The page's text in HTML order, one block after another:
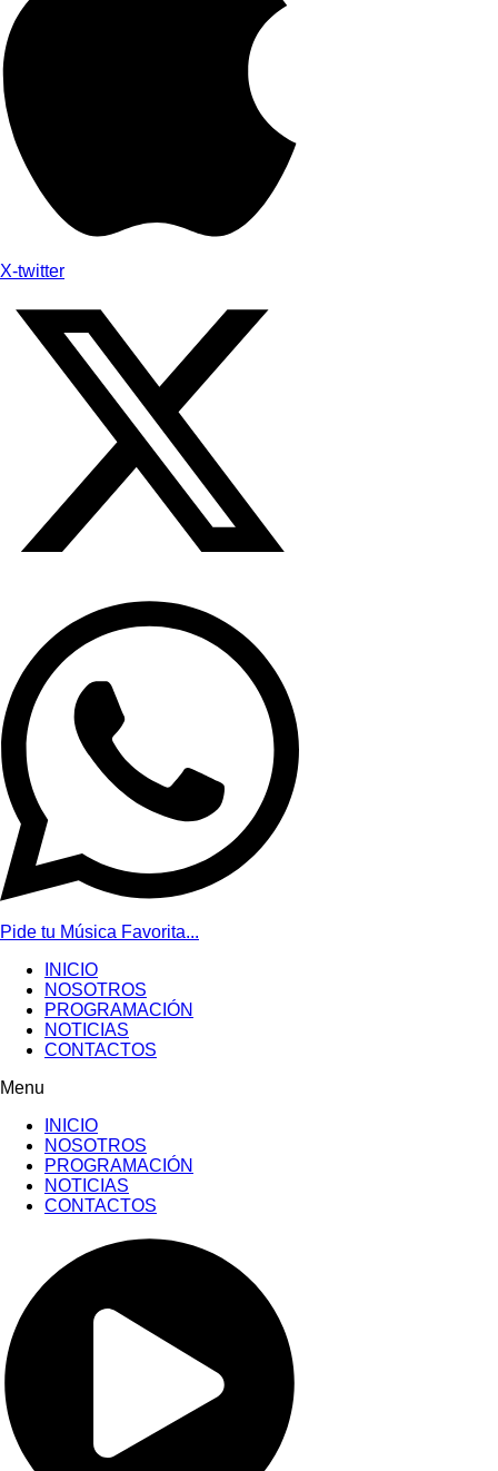
X-twitter
Pide tu Música Favorita...
INICIO
NOSOTROS
PROGRAMACIÓN
NOTICIAS
CONTACTOS
Menu
INICIO
NOSOTROS
PROGRAMACIÓN
NOTICIAS
CONTACTOS